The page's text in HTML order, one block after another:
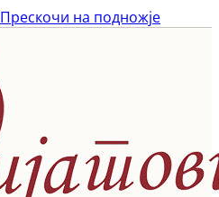
Прескочи на подножје